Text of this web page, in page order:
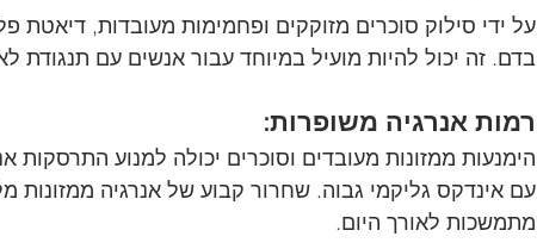
על ידי סילוק סוכרים מזוקקים ופחמימות מעובדות, דיאטת
בדם. זה יכול להיות מועיל במיוחד עבור אנשים עם תנגודת
רמות אנרגיה משופרות:
הימנעות ממזונות מעובדים וסוכרים יכולה למנוע התרסקות
עם אינדקס גליקמי גבוה. שחרור קבוע של אנרגיה ממזונות
מתמשכות לאורך היום.